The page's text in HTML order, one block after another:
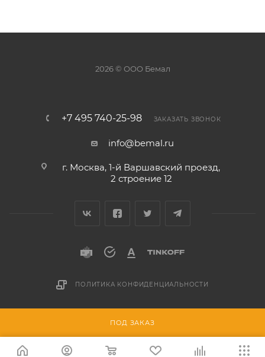
ПОД ЗАКАЗ
2026 © ООО Бемал
+7 495 740-25-98 ЗАКАЗАТЬ ЗВОНОК
info@bemal.ru
г. Москва, 1-й Варшавский проезд,
2 строение 12
ПОЛИТИКА КОНФИДЕНЦИАЛЬНОСТИ